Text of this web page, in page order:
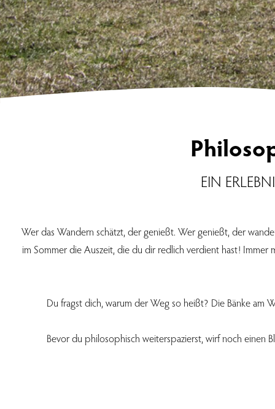
EIN
Wer das Wandern schätzt, der genießt. Wer genießt, der
im Sommer die Auszeit, die du dir redlich verdient hast! Immer
Du fragst dich, warum der Weg so heißt? Die Bänke am
Bevor du philosophisch weiterspazierst, wirf noch einen